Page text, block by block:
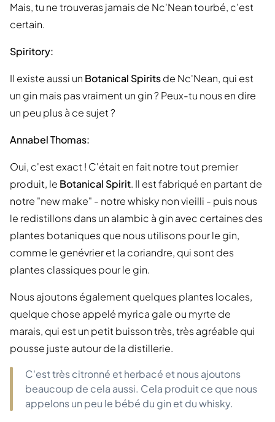
Mais, tu ne trouveras jamais de Nc'Nean tourbé, c'est
certain.
Spiritory:
Il existe aussi un Botanical Spiritsde Nc'Nean, qui est
un gin mais pas vraiment un gin ? Peux-tu nous en dire
un peu plus à ce sujet ?
Annabel Thomas:
Oui, c'est exact ! C'était en fait notre tout premier
produit, le Botanical Spirit. Il est fabriqué en partant de
notre "new make" - notre whisky non vieilli - puis nous
le redistillons dans un alambic à gin avec certaines des
plantes botaniques que nous utilisons pour le gin,
comme le genévrier et la coriandre, qui sont des
plantes classiques pour le gin.
Nous ajoutons également quelques plantes locales,
quelque chose appelé myrica gale ou myrte de
marais, qui est un petit buisson très, très agréable qui
pousse juste autour de la distillerie.
C'est très citronné et herbacé et nous ajoutons
beaucoup de cela aussi. Cela produit ce que nous
appelons un peu le bébé du gin et du whisky.